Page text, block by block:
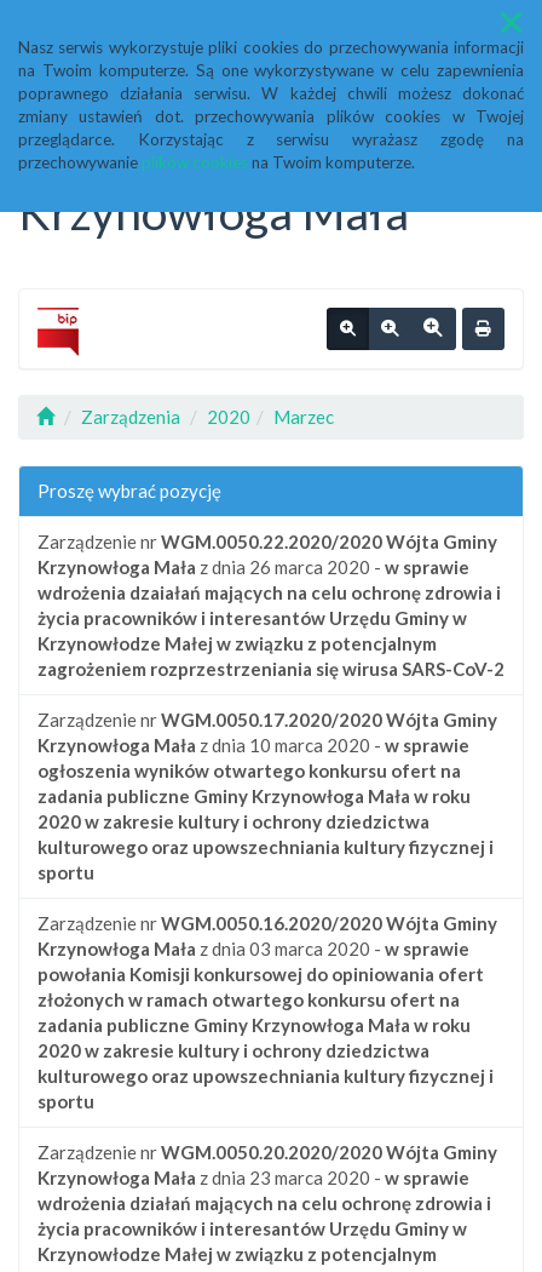
Nasz serwis wykorzystuje pliki cookies do przechowywania informacji
na Twoim komputerze. Są one wykorzystywane w celu zapewnienia
poprawnego działania serwisu. W każdej chwili możesz dokonać
zmiany ustawień dot. przechowywania plików cookies w Twojej
przeglądarce. Korzystając z serwisu wyrażasz zgodę na
przechowywanie plików cookiesna Twoim komputerze.
Menu
Biuletyn Informacji
Publicznej Urząd Gminy
Krzynowłoga Mała
Zarządzenia 2020 Marzec
Proszę wybrać pozycję
Zarządzenie nrWGM.0050.22.2020/2020Wójta Gminy
Krzynowłoga Mała z dnia 26 marca 2020 - w sprawie
wdrożenia dzaiałań mających na celu ochronę zdrowia i
życia pracowników i interesantów Urzędu Gminy w
Krzynowłodze Małej w związku z potencjalnym
zagrożeniem rozprzestrzeniania się wirusa SARS-CoV-2
Zarządzenie nrWGM.0050.17.2020/2020Wójta Gminy
Krzynowłoga Mała z dnia 10 marca 2020 - w sprawie
ogłoszenia wyników otwartego konkursu ofert na
zadania publiczne Gminy Krzynowłoga Mała w roku
2020 w zakresie kultury i ochrony dziedzictwa
kulturowego oraz upowszechniania kultury fizycznej i
sportu
Zarządzenie nrWGM.0050.16.2020/2020Wójta Gminy
Krzynowłoga Mała z dnia 03 marca 2020 - w sprawie
powołania Komisji konkursowej do opiniowania ofert
złożonych w ramach otwartego konkursu ofert na
zadania publiczne Gminy Krzynowłoga Mała w roku
2020 w zakresie kultury i ochrony dziedzictwa
kulturowego oraz upowszechniania kultury fizycznej i
sportu
Zarządzenie nrWGM.0050.20.2020/2020Wójta Gminy
Krzynowłoga Mała z dnia 23 marca 2020 - w sprawie
wdrożenia działań mających na celu ochronę zdrowia i
życia pracowników i interesantów Urzędu Gminy w
Krzynowłodze Małej w związku z potencjalnym